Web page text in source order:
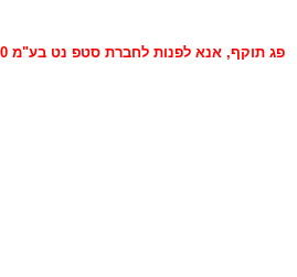
פג תוקף, אנא לפנות לחברת סטפ נט בע"מ 077-7909600